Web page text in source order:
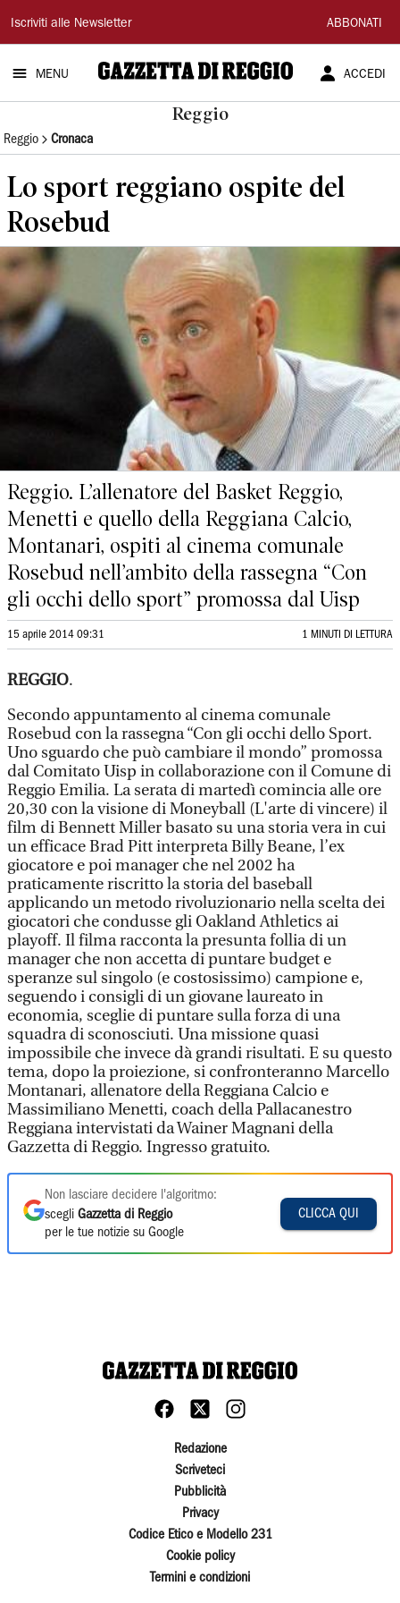
Gazzetta
di
Reggio
Iscriviti alle Newsletter ABBONATI
MENU ACCEDI
Reggio
Reggio Cronaca
Lo sport reggiano ospite del
Rosebud
Reggio. L’allenatore del Basket Reggio,
Menetti e quello della Reggiana Calcio,
Montanari, ospiti al cinema comunale
Rosebud nell’ambito della rassegna “Con
gli occhi dello sport” promossa dal Uisp
15 aprile 2014 09:31 1 MINUTI DI LETTURA
REGGIO.
Secondo appuntamento al cinema comunale
Rosebud con la rassegna “Con gli occhi dello Sport.
Uno sguardo che può cambiare il mondo” promossa
dal Comitato Uisp in collaborazione con il Comune di
Reggio Emilia. La serata di martedì comincia alle ore
20,30 con la visione di Moneyball (L'arte di vincere) il
film di Bennett Miller basato su una storia vera in cui
un efficace Brad Pitt interpreta Billy Beane, l’ex
giocatore e poi manager che nel 2002 ha
praticamente riscritto la storia del baseball
applicando un metodo rivoluzionario nella scelta dei
giocatori che condusse gli Oakland Athletics ai
playoff. Il filma racconta la presunta follia di un
manager che non accetta di puntare budget e
speranze sul singolo (e costosissimo) campione e,
seguendo i consigli di un giovane laureato in
economia, sceglie di puntare sulla forza di una
squadra di sconosciuti. Una missione quasi
impossibile che invece dà grandi risultati. E su questo
tema, dopo la proiezione, si confronteranno Marcello
Montanari, allenatore della Reggiana Calcio e
Massimiliano Menetti, coach della Pallacanestro
Reggiana intervistati da Wainer Magnani della
Gazzetta di Reggio. Ingresso gratuito.
Non lasciare decidere l'algoritmo:
scegli Gazzetta di Reggio
per le tue notizie su Google
CLICCA QUI
Redazione
Scriveteci
Pubblicità
Privacy
Codice Etico e Modello 231
Cookie policy
Termini e condizioni